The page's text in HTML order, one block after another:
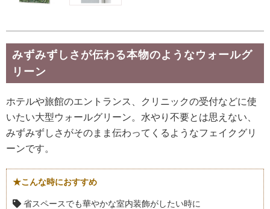
みずみずしさが伝わる本物のようなウォールグ
リーン
ホテルや旅館のエントランス、クリニックの受付などに使
いたい大型ウォールグリーン。水やり不要とは思えない、
みずみずしさがそのまま伝わってくるようなフェイクグリ
ーンです。
★こんな時におすすめ
省スペースでも華やかな室内装飾がしたい時に